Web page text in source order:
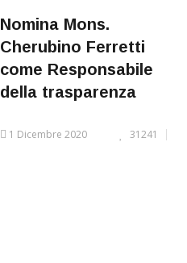
Nomina Mons.
Cherubino Ferretti
come Responsabile
della trasparenza
1 Dicembre 2020 31241